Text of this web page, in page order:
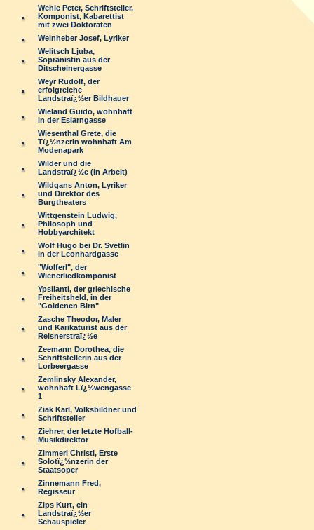
Wehle Peter, Schriftsteller,
Komponist, Kabarettist
mit zwei Doktoraten
Weinheber Josef, Lyriker
Welitsch Ljuba,
Sopranistin aus der
Ditscheinergasse
Weyr Rudolf, der
erfolgreiche
Landstraï¿½er Bildhauer
Wieland Guido, wohnhaft
in der Eslarngasse
Wiesenthal Grete, die
Tï¿½nzerin wohnhaft Am
Modenapark
Wilder und die
Landstraï¿½e (in Arbeit)
Wildgans Anton, Lyriker
und Direktor des
Burgtheaters
Wittgenstein Ludwig,
Philosoph und
Hobbyarchitekt
Wolf Hugo bei Dr. Svetlin
in der Leonhardgasse
"Wolferl", der
Wienerliedkomponist
Ypsilanti, der griechische
Freiheitsheld, in der
"Goldenen Birn"
Zasche Theodor, Maler
und Karikaturist aus der
Reisnerstraï¿½e
Zeemann Dorothea, die
Schriftstellerin aus der
Lorbeergasse
Zemlinsky Alexander,
wohnhaft Lï¿½wengasse
1
Ziak Karl, Volksbildner und
Schriftsteller
Ziehrer, der letzte Hofball-
Musikdirektor
Zimmerl Christl, Erste
Solotï¿½nzerin der
Staatsoper
Zinnemann Fred,
Regisseur
Zips Kurt, ein
Landstraï¿½er
Schauspieler